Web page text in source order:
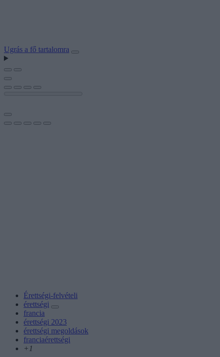
Ugrás a fő tartalomra
Érettségi-felvételi
érettségi
francia
érettségi 2023
érettségi megoldások
franciaérettségi
+1